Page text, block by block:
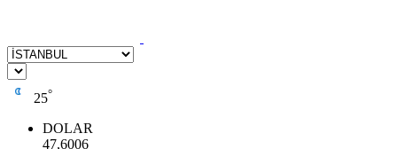
25°
DOLAR
47,6006